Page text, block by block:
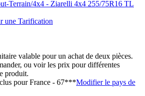
valable pour un achat de deux pièces.
ou voir les prix pour différentes
produit.
pourFrance - 67***Modifier le pays de